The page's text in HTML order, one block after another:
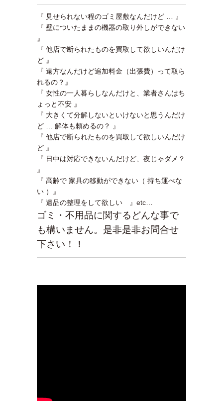
『 見せられない程のゴミ屋敷なんだけど … 』
『 壁についたままの機器の取り外しができない
』
『 他店で断られたものを買取して欲しいんだけ
ど 』
『 遠方なんだけど追加料金（出張費）って取ら
れるの？』
『 女性の一人暮らしなんだけと、業者さんはち
ょっと不安 』
『 大きくて分解しないといけないと思うんだけ
ど … 解体も頼めるの？ 』
『 他店で断られたものを買取して欲しいんだけ
ど 』
『 日中は対応できないんだけど、夜じゃダメ？
』
『 高齢で 家具の移動ができない（ 持ち運べな
い ）』
『 遺品の整理をして欲しい 』etc…
ゴミ・不用品に関するどんな事で
も構いません。是非是非お問合せ
下さい！！